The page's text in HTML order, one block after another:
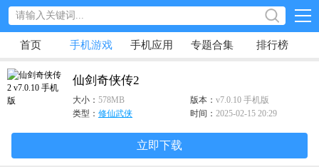
首页 手机游戏 手机应用 专题合集 排行榜
仙剑奇侠传2
大小： 578MB 版本： v7.0.10 手机版
类型： 修仙武侠 时间： 2025-02-15 20:29
立即下载